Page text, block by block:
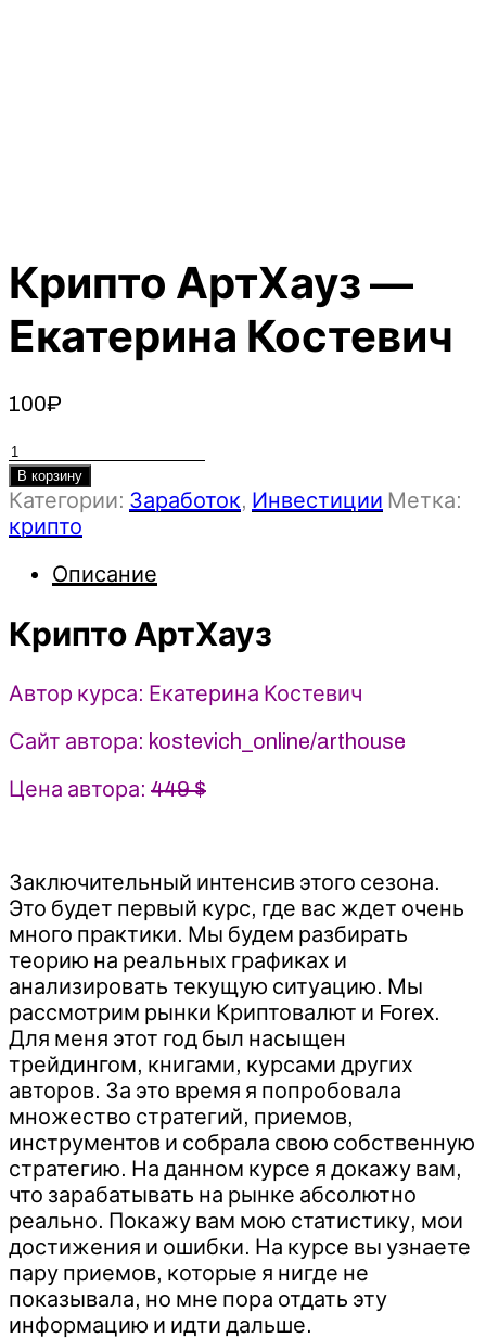
Крипто АртХауз —
Екатерина Костевич
100₽
Количество
товара
Крипто
АртХауз
Екатерина
В корзину
Категории: Заработок, Инвестиции Метка:
крипто
Описание
Крипто АртХауз
Автор курса: Екатерина Костевич
Сайт автора: kostevich_online/arthouse
Цена автора: 449 $
Заключительный интенсив этого сезона.
Это будет первый курс, где вас ждет очень
много практики. Мы будем разбирать
теорию на реальных графиках и
анализировать текущую ситуацию. Мы
рассмотрим рынки Криптовалют и Forex.
Для меня этот год был насыщен
трейдингом, книгами, курсами других
авторов. За это время я попробовала
множество стратегий, приемов,
инструментов и собрала свою собственную
стратегию. На данном курсе я докажу вам,
что зарабатывать на рынке абсолютно
реально. Покажу вам мою статистику, мои
достижения и ошибки. На курсе вы узнаете
пару приемов, которые я нигде не
показывала, но мне пора отдать эту
информацию и идти дальше.